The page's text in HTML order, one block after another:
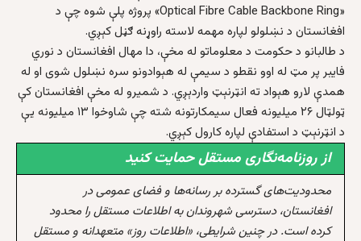
«Optical Fibre Cable Backbone Ring» پروژه پلې شوه چې د
افغانستان د نښلولو لپاره مهمه لاسته راوړنه ګڼل کېږي.
د طالبانو د حکومت د معلوماتو له مخې، دا مهال افغانستان د نوري
فایبر پر مټ له اوو نقطو د سیمې له هېوادونو سره نښلول شوی او له
همدې لارو هېواد ته انټرنېټ واردېږي. د شمیرو له مخې افغانستان کې
ټولټال ۲۶ میلیونه فعال سیمکارتونه شته چې شاوخوا ۱۳ میلیونه یې
د انټرنېټ د استفادې لپاره کارول کېږي.
از روزنامه‌نگاری مستقل حمایت کنید
محدودیت‌های گسترده بر رسانه‌ها و فضای عمومی در
افغانستان، دسترسی شهروندان به اطلاعات مستقل را محدود
کرده است. در چنین شرایطی، «اطلاعات روز» متعهدانه و مستقل